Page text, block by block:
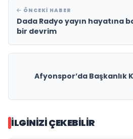
ÖNCEKI HABER
Dada Radyo yayın hayatına
bir devrim
Afyonspor’da Başkanlık
İLGINIZI ÇEKEBILIR